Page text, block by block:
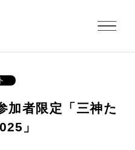
加者限定「三神た
」